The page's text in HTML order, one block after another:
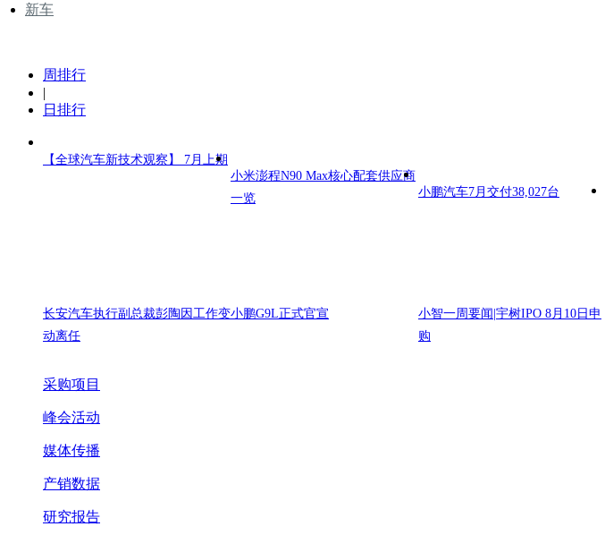
新车
周排行
|
日排行
【全球汽车新技术观察】 7月上期
小米澎程N90 Max核心配套供应商
一览
小鹏汽车7月交付38,027台
长安汽车执行副总裁彭陶因工作变
动离任
小鹏G9L正式官宣
小智一周要闻|宇树IPO 8月10日申
购
采购项目
峰会活动
媒体传播
产销数据
研究报告